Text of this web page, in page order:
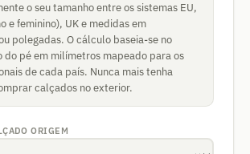
o seu tamanho entre os sistemas EU,
e feminino), UK e medidas em
polegadas. O cálculo baseia-se no
do pé em milímetros mapeado para os
de cada país. Nunca mais tenha
calçados no exterior.
ORIGEM